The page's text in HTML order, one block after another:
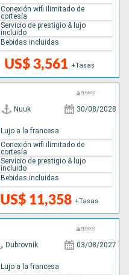
US$ 3,561 +Tasas
Conexión wifi ilimitado de
cortesía
Servicio de prestigio & lujo
incluido
Bebidas incluidas
Nuuk 30/08/2028
US$ 11,358 +Tasas
Lujo a la francesa
Conexión wifi ilimitado de
cortesía
Servicio de prestigio & lujo
incluido
Bebidas incluidas
Dubrovnik 03/08/2027
Lujo a la francesa